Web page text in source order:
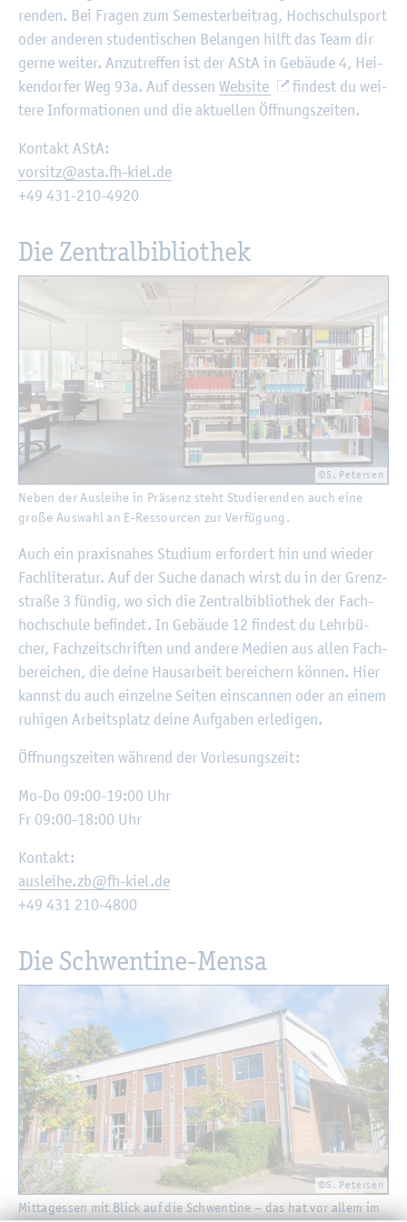
ren­den. Bei Fra­gen zum Se­mes­ter­bei­trag, Hoch­schul­sport
oder an­de­ren stu­den­ti­schen Be­lan­gen hilft das Team dir
gerne wei­ter. An­zu­tref­fen ist der AStA in Ge­bäu­de 4, Hei­
ken­dor­fer Weg 93a. Auf des­sen Web­site
fin­dest du wei­
te­re In­for­ma­tio­nen und die ak­tu­el­len Öff­nungs­zei­ten.
Kon­takt AStA:
vor­sitz@​asta.​fh-​kiel.​de
+49 431-210-4920
Die Zen­tral­bi­blio­thek
©S. Pe­ter­sen
Neben der Aus­lei­he in Prä­senz steht Stu­die­ren­den auch eine
große Aus­wahl an E-Res­sour­cen zur Ver­fü­gung.
Auch ein pra­xis­na­hes Stu­di­um er­for­dert hin und wie­der
Fach­li­te­ra­tur. Auf der Suche da­nach wirst du in der Grenz­
stra­ße 3 fün­dig, wo sich die Zen­tral­bi­blio­thek der Fach­
hoch­schu­le be­fin­det. In Ge­bäu­de 12 fin­dest du Lehr­bü­
cher, Fach­zeit­schrif­ten und an­de­re Me­di­en aus allen Fach­
be­rei­chen, die deine Haus­ar­beit be­rei­chern kön­nen. Hier
kannst du auch ein­zel­ne Sei­ten ein­scan­nen oder an einem
ru­hi­gen Ar­beits­platz deine Auf­ga­ben er­le­di­gen.
Öff­nungs­zei­ten wäh­rend der Vor­le­sungs­zeit:
Mo-Do 09:00-19:00 Uhr
Fr 09:00-18:00 Uhr
Kon­takt:
aus­lei­he.​zb@​fh-​kiel.​de
+49 431 210-4800
Die Schwen­ti­ne-Mensa
©S. Pe­ter­sen
Mit­tag­essen mit Blick auf die Schwen­ti­ne – das hat vor allem im